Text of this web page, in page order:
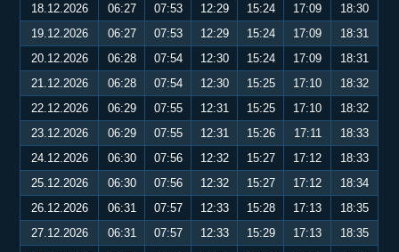
18.12.2026
06:27 07:53 12:29 15:24 17:09
18:30
19.12.2026
06:27 07:53 12:29 15:24 17:09
18:31
20.12.2026
06:28 07:54 12:30 15:24 17:09
18:31
21.12.2026
06:28 07:54 12:30 15:25 17:10
18:32
22.12.2026
06:29 07:55 12:31 15:25 17:10
18:32
23.12.2026
06:29 07:55 12:31 15:26 17:11
18:33
24.12.2026
06:30 07:56 12:32 15:27 17:12
18:33
25.12.2026
06:30 07:56 12:32 15:27 17:12
18:34
26.12.2026
06:31 07:57 12:33 15:28 17:13
18:35
27.12.2026
06:31 07:57 12:33 15:29 17:13
18:35